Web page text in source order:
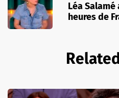
Léa
heures de